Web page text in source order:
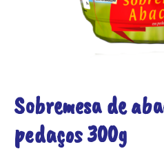
Sobremesa de
pedaços 300g